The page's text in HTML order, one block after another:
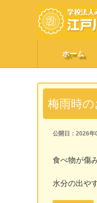
ホーム
梅雨時
公開日：2026年
食べ物が傷
水分の出や